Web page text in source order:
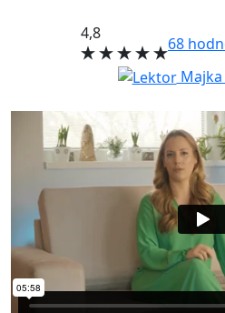
4,8
68
Majka